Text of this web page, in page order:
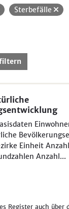
Sterbefälle
Einheit
Anzahl...
Register auch über